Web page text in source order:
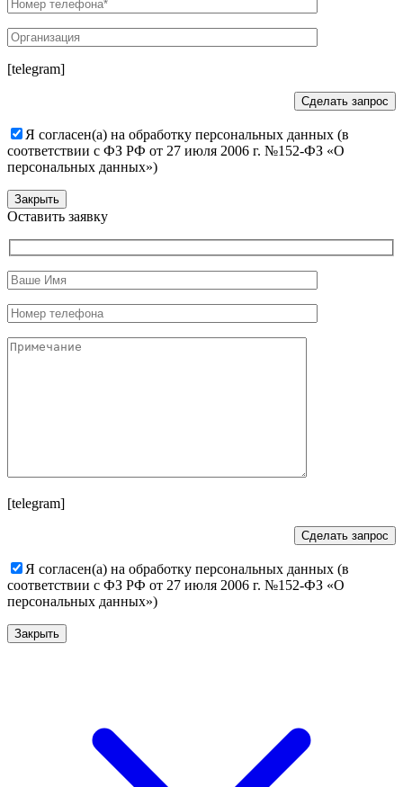
[telegram]
Я согласен(а) на обработку персональных данных (в
соответствии с ФЗ РФ от 27 июля 2006 г. №152-ФЗ «О
персональных данных»)
Закрыть
Оставить заявку
[telegram]
Я согласен(а) на обработку персональных данных (в
соответствии с ФЗ РФ от 27 июля 2006 г. №152-ФЗ «О
персональных данных»)
Закрыть